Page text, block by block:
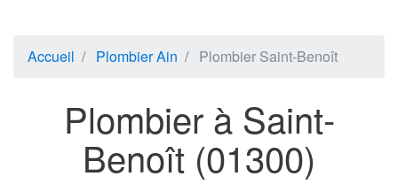
Accueil Plombier Ain Plombier Saint-Benoît
Plombier à Saint-
Benoît (01300)